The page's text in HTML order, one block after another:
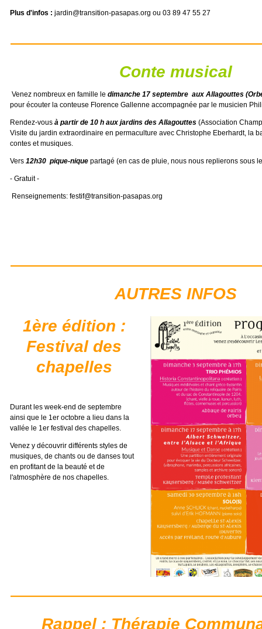
Plus d'infos : jardin@transition-pasapas.org ou 03 89 47 55 27
Conte musical
Venez nombreux en famille le dimanche 17 septembre aux Allagouttes
pour écouter la conteuse Florence Gallenne accompagnée par le musicien
Rendez-vous à partir de 10 h aux jardins des Allagouttes (Association
Visite du jardin extraordinaire en permaculture avec Christophe Eberhardt, la
contes et musiques.
Vers 12h30 pique-nique partagé (en cas de pluie, nous nous replierons sous
- Gratuit -
Renseignements: festif@transition-pasapas.org
AUTRES INFOS
1ère édition :
Festival des
chapelles
Durant les week-end de septembre
ainsi que le 1er octobre a lieu dans la
vallée le 1er festival des chapelles.
Venez y découvrir différents styles de
musiques, de chants ou de danses tout
en profitant de la beauté et de
l'atmosphère de nos chapelles.
Rappel : Thérapie